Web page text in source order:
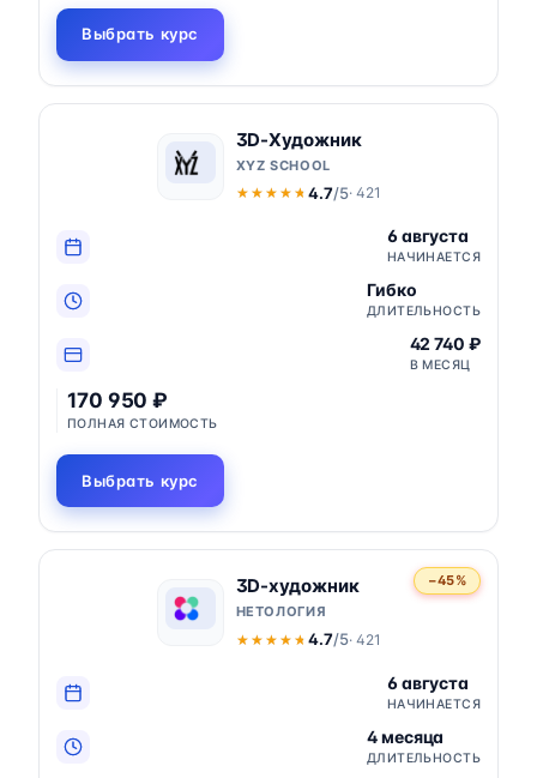
Выбрать курс
3D-Художник
XYZ SCHOOL
★★★★★
★★★★★ 4.7/5· 421
6 августа
НАЧИНАЕТСЯ
Гибко
ДЛИТЕЛЬНОСТЬ
42 740 ₽
В МЕСЯЦ
170 950 ₽
ПОЛНАЯ СТОИМОСТЬ
Выбрать курс
−45%
3D-художник
НЕТОЛОГИЯ
★★★★★
★★★★★ 4.7/5· 421
6 августа
НАЧИНАЕТСЯ
4 месяца
ДЛИТЕЛЬНОСТЬ